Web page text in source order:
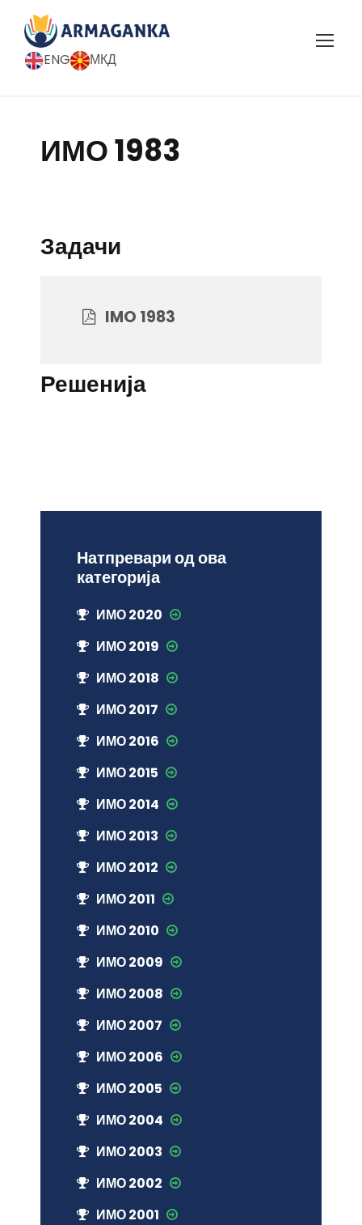
ENG МКД
ИМО 1983
Задачи
IMO 1983
Решенија
Натпревари од ова
категорија
ИМО 2020
ИМО 2019
ИМО 2018
ИМО 2017
ИМО 2016
ИМО 2015
ИМО 2014
ИМО 2013
ИМО 2012
ИМО 2011
ИМО 2010
ИМО 2009
ИМО 2008
ИМО 2007
ИМО 2006
ИМО 2005
ИМО 2004
ИМО 2003
ИМО 2002
ИМО 2001